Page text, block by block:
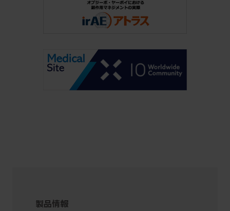
製品情報